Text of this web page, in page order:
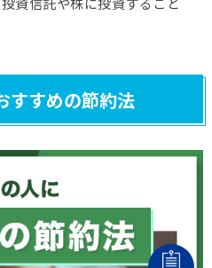
すすめの節約法